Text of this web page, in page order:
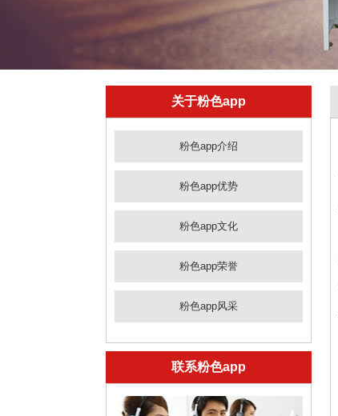
关于粉色app
粉色app介绍
粉色app优势
粉色app文化
粉色app荣誉
粉色app风采
联系粉色app